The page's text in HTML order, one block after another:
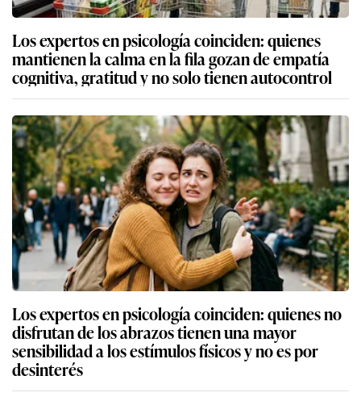
Los expertos en psicología coinciden: quienes
mantienen la calma en la fila gozan de empatía
cognitiva, gratitud y no solo tienen autocontrol
Los expertos en psicología coinciden: quienes no
disfrutan de los abrazos tienen una mayor
sensibilidad a los estímulos físicos y no es por
desinterés